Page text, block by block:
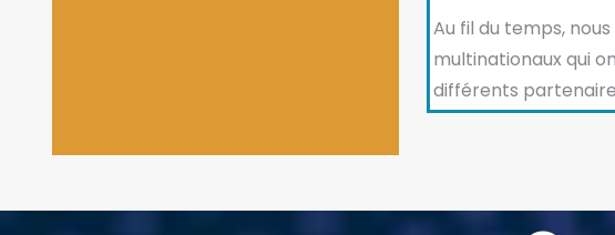
Au fil du temps,
multinationaux qui
différents